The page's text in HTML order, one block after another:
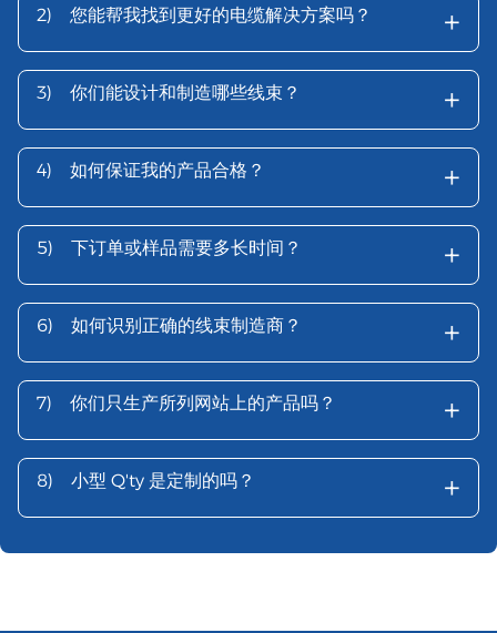
2) 您能帮我找到更好的电缆解决方案吗？ +
3) 你们能设计和制造哪些线束？ +
4) 如何保证我的产品合格？ +
5) 下订单或样品需要多长时间？ +
6) 如何识别正确的线束制造商？ +
7) 你们只生产所列网站上的产品吗？ +
8) 小型 Q'ty 是定制的吗？ +